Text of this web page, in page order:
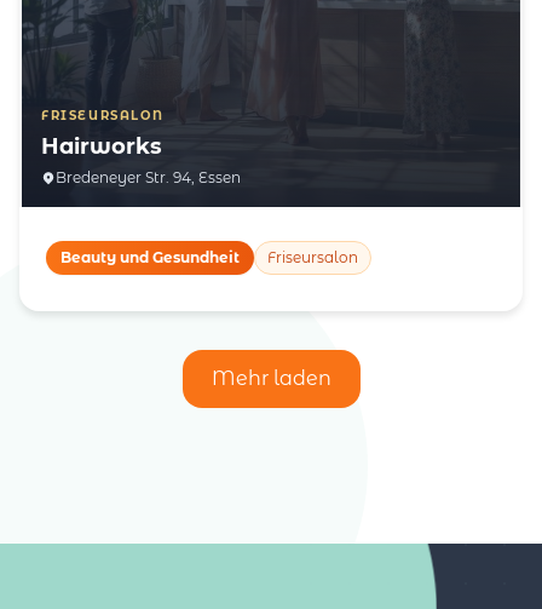
FRISEURSALON
Hairworks
Bredeneyer Str. 94, Essen
Beauty und Gesundheit Friseursalon
Mehr laden